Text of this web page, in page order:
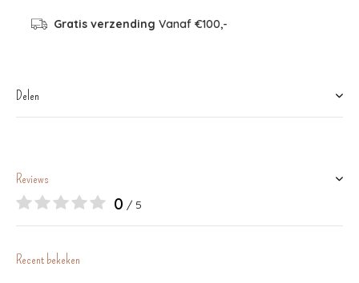
Gratis verzending Vanaf €100,-
Delen
Reviews
0 / 5
Recent bekeken